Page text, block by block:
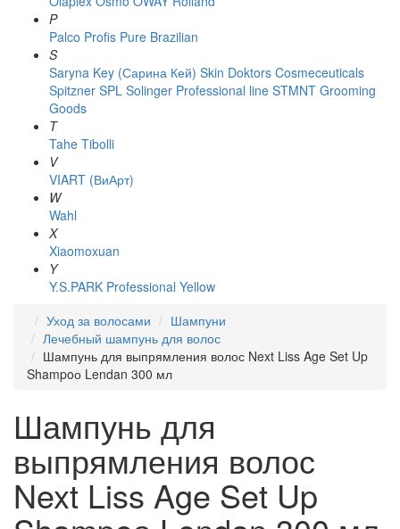
P
Palco Profis Pure Brazilian
S
Saryna Key (Сарина Кей) Skin Doktors Cosmeceuticals
Spitzner SPL Solinger Professional line STMNT Grooming
Goods
T
Tahe Tibolli
V
VIART (ВиАрт)
W
Wahl
X
Xiaomoxuan
Y
Y.S.PARK Professional Yellow
Уход за волосами
Шампуни
Лечебный шампунь для волос
Шампунь для выпрямления волос Next Liss Age Set Up
Shampoо Lendan 300 мл
Шампунь для
выпрямления волос
Next Liss Age Set Up